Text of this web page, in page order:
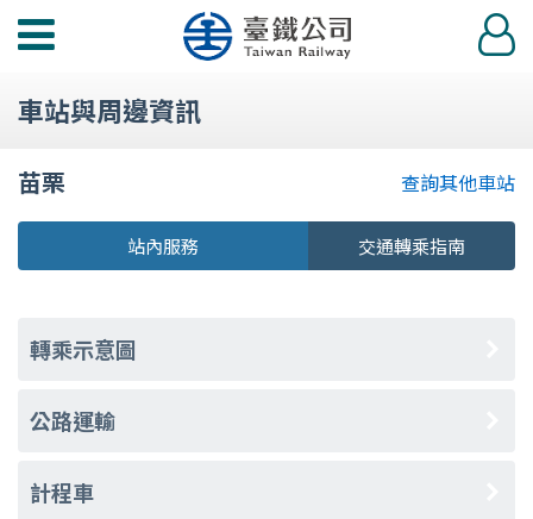
功
選
登
入
車站與周邊資訊
苗栗 查詢其他車站
站內服務 交通轉乘指南
轉乘示意圖
公路運輸
計程車